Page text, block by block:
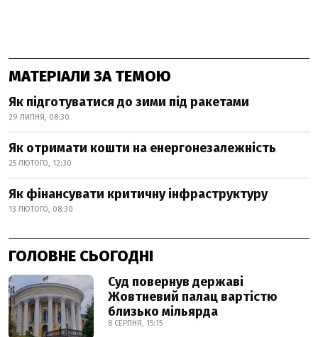
МАТЕРІАЛИ ЗА ТЕМОЮ
Як підготуватися до зими під ракетами
29 ЛИПНЯ, 08:30
Як отримати кошти на енергонезалежність
25 ЛЮТОГО, 12:30
Як фінансувати критичну інфраструктуру
13 ЛЮТОГО, 08:30
ГОЛОВНЕ СЬОГОДНІ
Суд повернув державі
Жовтневий палац вартістю
близько мільярда
8 СЕРПНЯ, 15:15